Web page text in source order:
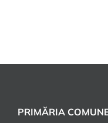
PRIMĂRIA